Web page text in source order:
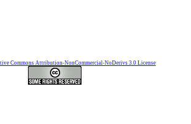
Commons Attribution-NonCommercial-NoDerivs 3.0 License